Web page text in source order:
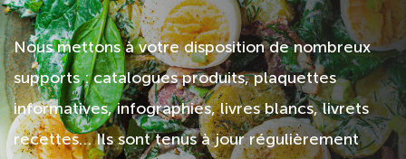
Nous mettons à votre disposition de nombreux
supports : catalogues produits, plaquettes
informatives, infographies, livres blancs, livrets
recettes… Ils sont tenus à jour régulièrement